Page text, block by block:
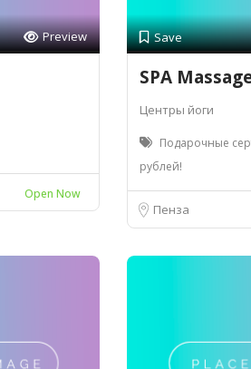
Preview
Open Now
Save
SPA
Центры йоги
Подарочные
рублей!
Пенза